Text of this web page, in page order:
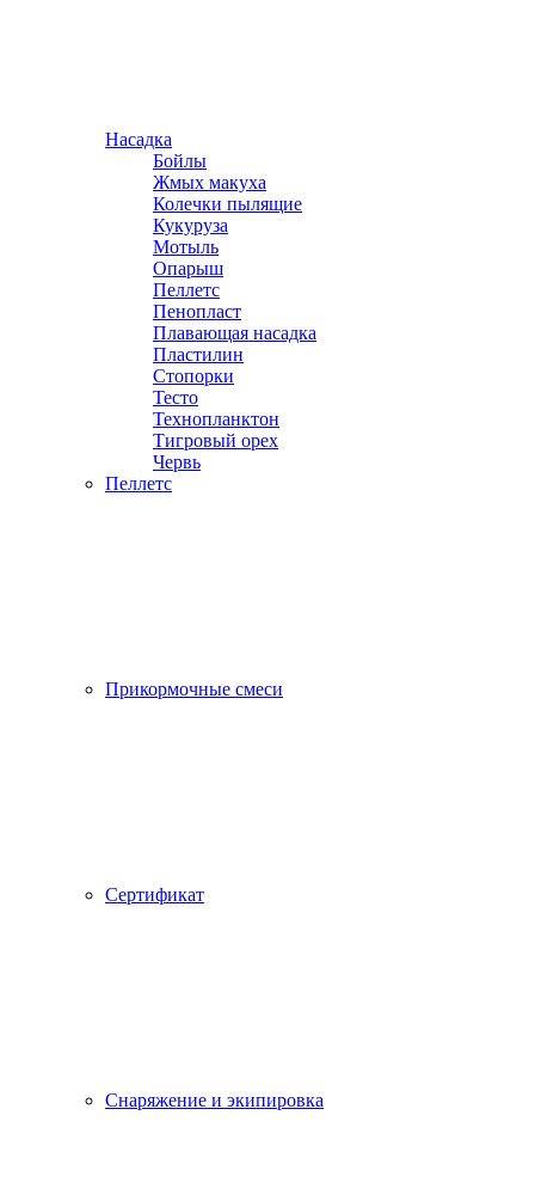
Насадка
Бойлы
Жмых макуха
Колечки пылящие
Кукуруза
Мотыль
Опарыш
Пеллетс
Пенопласт
Плавающая насадка
Пластилин
Стопорки
Тесто
Технопланктон
Тигровый орех
Червь
Пеллетс
Прикормочные смеси
Сертификат
Снаряжение и экипировка